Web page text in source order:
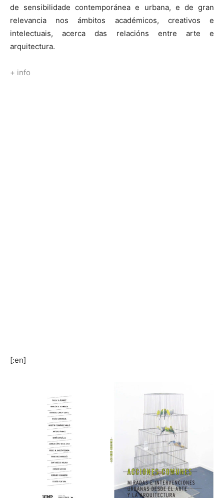
de sensibilidade contemporánea e urbana, e de gran
relevancia nos ámbitos académicos, creativos e
intelectuais, acerca das relacións entre arte e
arquitectura.
+ info
[:en]